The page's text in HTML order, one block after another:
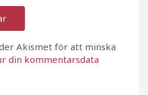
Akismet för att minska
din kommentarsdata